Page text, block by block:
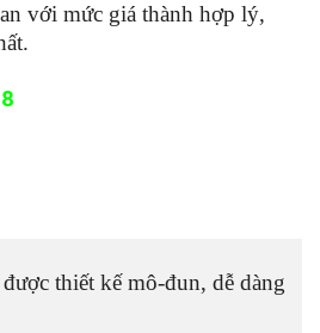
với mức giá thành hợp lý,
thiết kế mô-đun, dễ dàng